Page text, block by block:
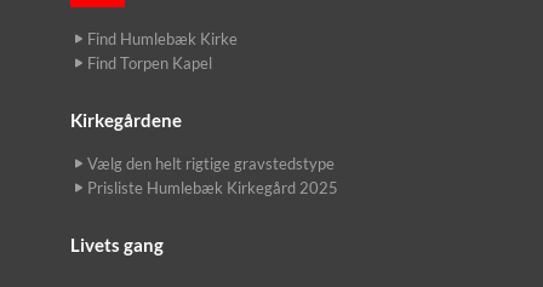
Find Humlebæk Kirke
Find Torpen Kapel
Kirkegårdene
Vælg den helt rigtige gravstedstype
Prisliste Humlebæk Kirkegård 2025
Livets gang